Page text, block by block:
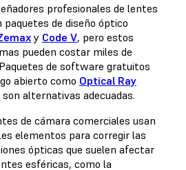
profesionales de lentes
paquetes de diseño óptico
y Code V, pero estos
pueden costar miles de
de software gratuitos
abierto como Optical Ray
son alternativas adecuadas.
de cámara comerciales usan
elementos para corregir las
ópticas que suelen afectar
esféricas, como la